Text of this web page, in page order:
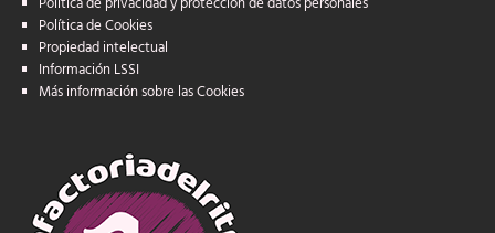
Política de Cookies
Propiedad intelectual
Información LSSI
Más información sobre las Cookies